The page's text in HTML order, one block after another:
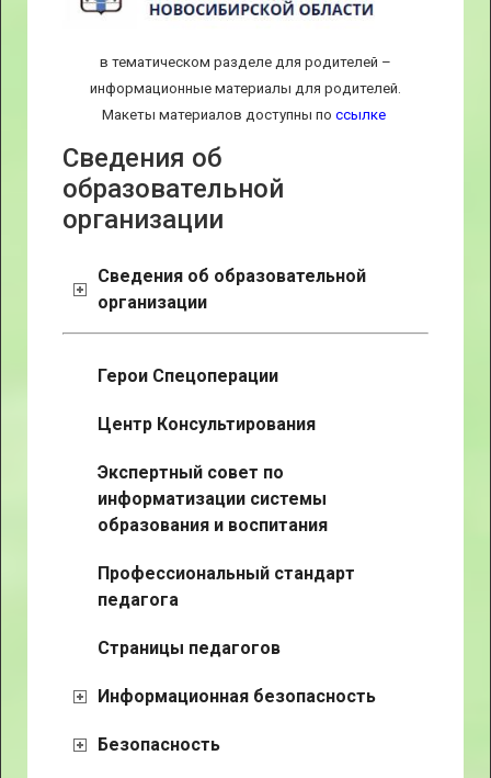
в тематическом разделе для родителей –
информационные материалы для родителей.
Макеты материалов доступны по ссылке
Сведения об
образовательной
организации
Сведения об образовательной
организации
Герои Спецоперации
Центр Консультирования
Экспертный совет по
информатизации системы
образования и воспитания
Профессиональный стандарт
педагога
Страницы педагогов
Информационная безопасность
Безопасность